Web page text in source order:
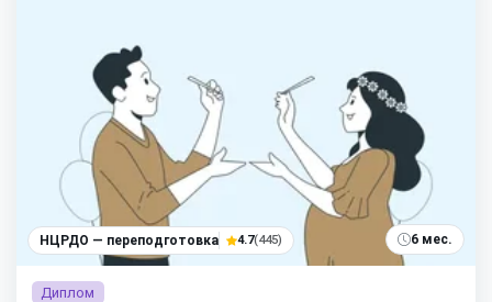
НЦРДО — переподготовка 4.7(445) 6 мес.
Диплом